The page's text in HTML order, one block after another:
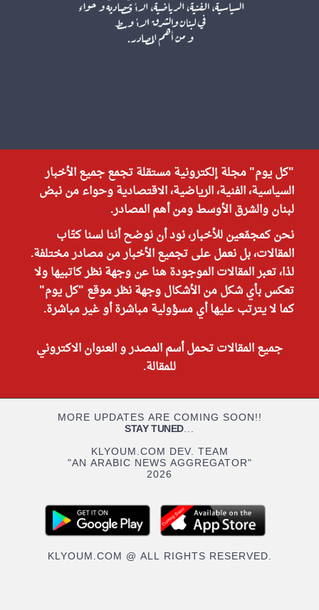
"كل يوم" مجلة إلكترونية مستقلة تجمع جميع الأخبار
السياسية، الفنية، الرياضية، الاقتصادية وحواء من نبض
لبنان والشرق الأوسط ومن أهم المصادر.
نحن كمجمّعين للأخبار، نود أن نوضح أننا لسنا كتّاب
المقالات، بل نعمل على تجميع الأخبار من مصادر مختلفة.
لذا، تعبر المقالات الموجودة هنا عن وجهة نظر كاتبيها ولا
تعكس بأي شكل من الأشكال وجهة نظر موقع "كل يوم"
كما لا يترتب عليها أي مسؤولية مباشرة أو غير مباشرة.
جميع المقالات تحمل أسم المصدر و العنوان الاكتروني
للمقالة.
MORE UPDATES ARE COMING SOON!!
STAY TUNED...
KLYOUM.COM DEV. TEAM
"AN ARABIC NEWS AGGREGATOR"
2026
KLYOUM.COM @ ALL RIGHTS RESERVED.